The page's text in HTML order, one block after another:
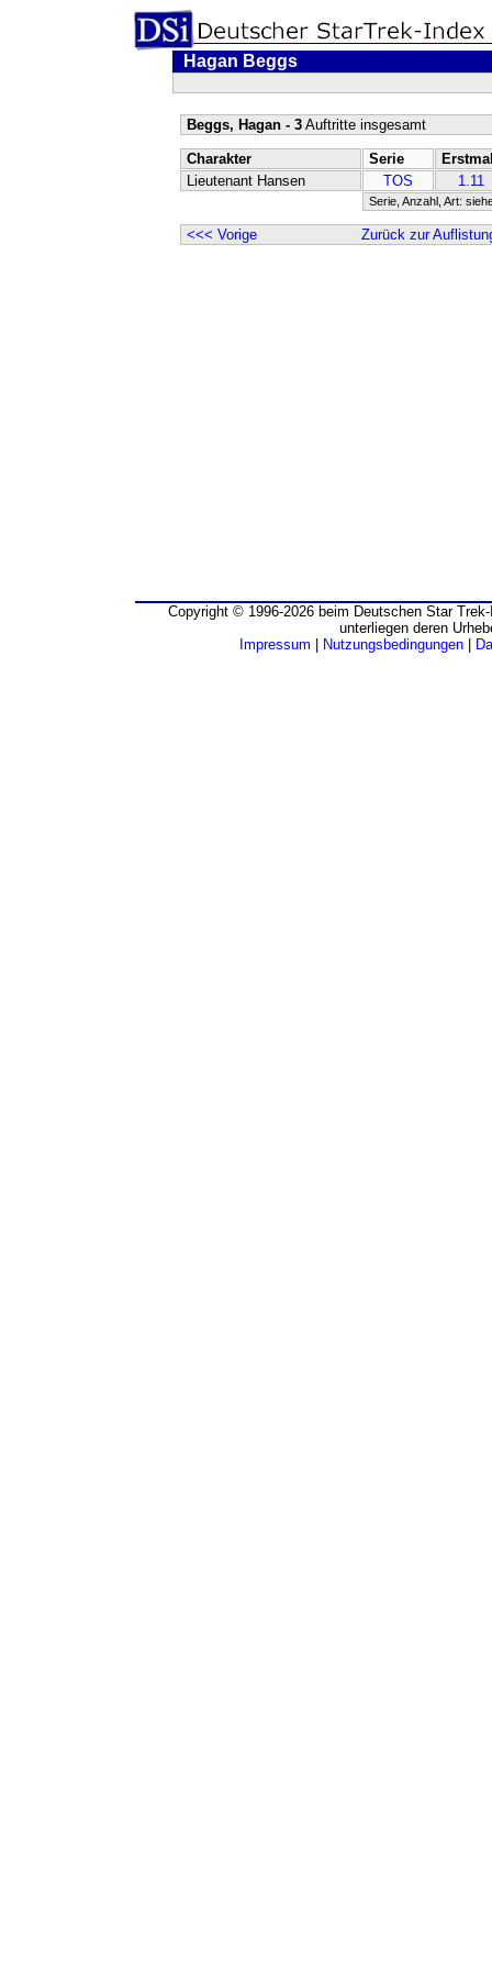
Hagan Beggs
Beggs, Hagan - 3Auftritte insgesamt
Charakter Serie
Lieutenant Hansen
TOS 1.11
Serie, Anzahl, Art:
<<< Vorige Zurück zur
Copyright © 1996-2026 beim Deutschen Star
unterliegen deren
Impressum
Nutzungsbedingungen